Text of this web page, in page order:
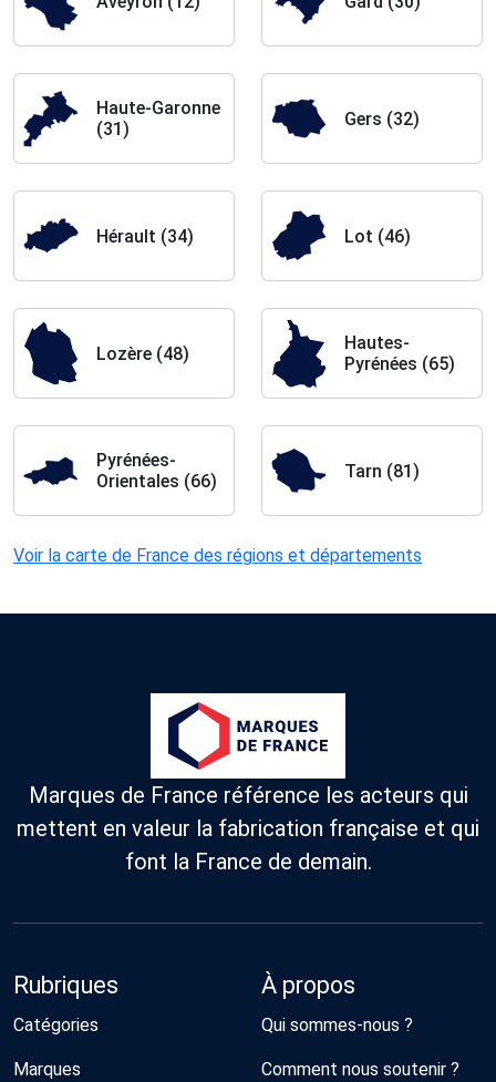
Haute-Garonne
(31)
Gers (32)
Hérault (34) Lot (46)
Lozère (48)
Hautes-
Pyrénées (65)
Pyrénées-
Orientales (66)
Tarn (81)
Voir la carte de France des régions et départements
Marques de France référence les acteurs qui
mettent en valeur la fabrication française et qui
font la France de demain.
Rubriques
Catégories
Marques
À propos
Qui sommes-nous ?
Comment nous soutenir ?